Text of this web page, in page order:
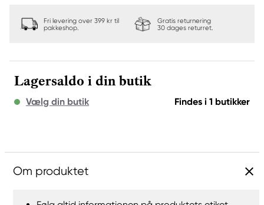
Fri levering over 399 kr til
pakkeshop.
Gratis returnering
30 dages returret.
Lagersaldo i din butik
Vælg din butik Findes i 1 butikker
Om produktet